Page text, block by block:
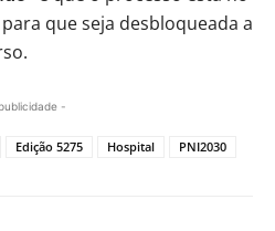
que seja desbloqueada a
-
Edição 5275 Hospital PNI2030